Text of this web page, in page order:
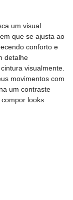
um visual
que se ajusta ao
conforto e
detalhe
visualmente.
movimentos com
um contraste
looks